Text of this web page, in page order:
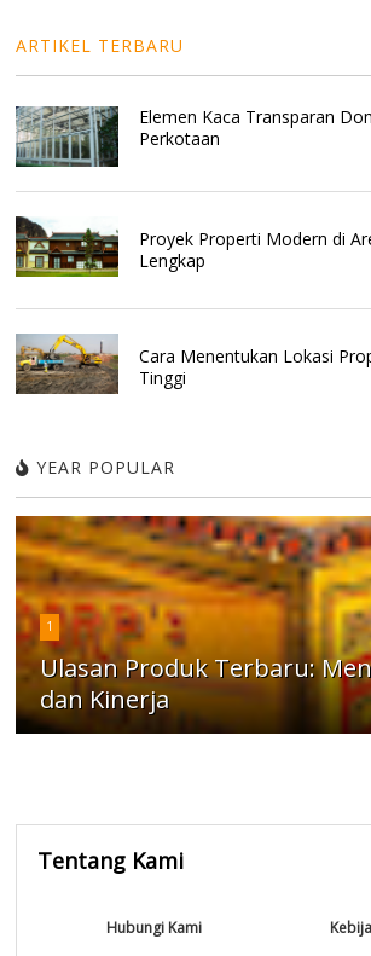
ARTIKEL TERBARU
Elemen Kaca Transparan
Perkotaan
Proyek Properti Modern di
Lengkap
Cara Menentukan Lokasi
Tinggi
YEAR POPULAR
1
Ulasan Produk Terbaru:
dan Kinerja
Tentang Kami
Hubungi Kami